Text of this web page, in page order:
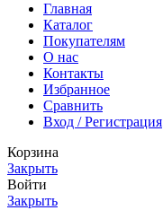
Главная
Каталог
Покупателям
О нас
Контакты
Избранное
Сравнить
Вход / Регистрация
Корзина
Закрыть
Войти
Закрыть